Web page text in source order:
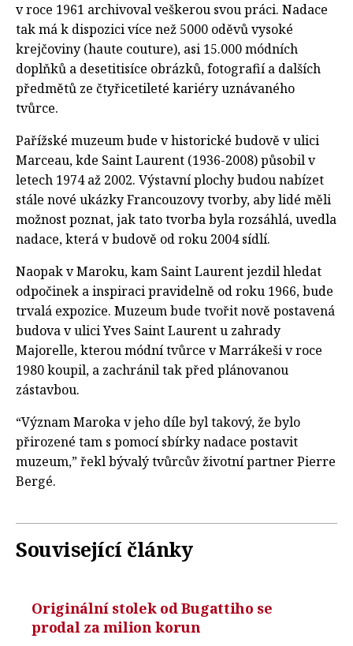
v roce 1961 archivoval veškerou svou práci. Nadace
tak má k dispozici více než 5000 oděvů vysoké
krejčoviny (haute couture), asi 15.000 módních
doplňků a desetitisíce obrázků, fotografií a dalších
předmětů ze čtyřicetileté kariéry uznávaného
tvůrce.
Pařížské muzeum bude v historické budově v ulici
Marceau, kde Saint Laurent (1936-2008) působil v
letech 1974 až 2002. Výstavní plochy budou nabízet
stále nové ukázky Francouzovy tvorby, aby lidé měli
možnost poznat, jak tato tvorba byla rozsáhlá, uvedla
nadace, která v budově od roku 2004 sídlí.
Naopak v Maroku, kam Saint Laurent jezdil hledat
odpočinek a inspiraci pravidelně od roku 1966, bude
trvalá expozice. Muzeum bude tvořit nově postavená
budova v ulici Yves Saint Laurent u zahrady
Majorelle, kterou módní tvůrce v Marrákeši v roce
1980 koupil, a zachránil tak před plánovanou
zástavbou.
“Význam Maroka v jeho díle byl takový, že bylo
přirozené tam s pomocí sbírky nadace postavit
muzeum,” řekl bývalý tvůrcův životní partner Pierre
Bergé.
Související články
Originální stolek od Bugattiho se
prodal za milion korun